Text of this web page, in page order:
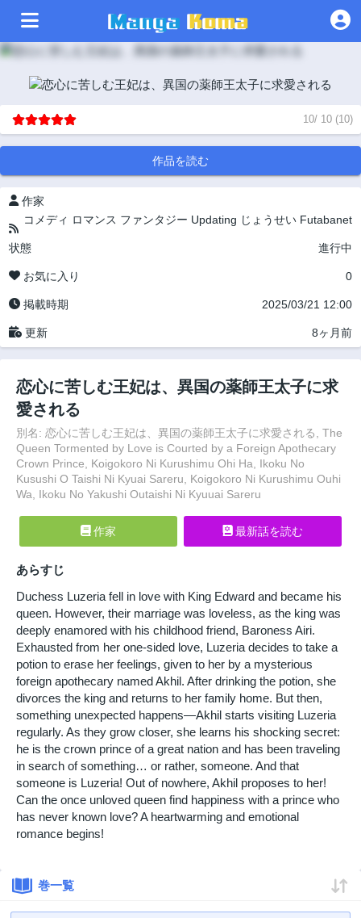
10/ 10 (10)
作品を読む
作家
コメディ ロマンス ファンタジー Updating じょうせい Futabanet
状態 進行中
お気に入り 0
掲載時期 2025/03/21 12:00
更新 8ヶ月前
恋心に苦しむ王妃は、異国の薬師王太子に求
愛される
別名: 恋心に苦しむ王妃は、異国の薬師王太子に求愛される, The
Queen Tormented by Love is Courted by a Foreign Apothecary
Crown Prince, Koigokoro Ni Kurushimu Ohi Ha, Ikoku No
Kusushi O Taishi Ni Kyuai Sareru, Koigokoro Ni Kurushimu Ouhi
Wa, Ikoku No Yakushi Outaishi Ni Kyuuai Sareru
作家 最新話を読む
あらすじ
Duchess Luzeria fell in love with King Edward and became his
queen. However, their marriage was loveless, as the king was
deeply enamored with his childhood friend, Baroness Airi.
Exhausted from her one-sided love, Luzeria decides to take a
potion to erase her feelings, given to her by a mysterious
foreign apothecary named Akhil. After drinking the potion, she
divorces the king and returns to her family home. But then,
something unexpected happens—Akhil starts visiting Luzeria
regularly. As they grow closer, she learns his shocking secret:
he is the crown prince of a great nation and has been traveling
in search of something… or rather, someone. And that
someone is Luzeria! Out of nowhere, Akhil proposes to her!
Can the once unloved queen find happiness with a prince who
has never known love? A heartwarming and emotional
romance begins!
巻一覧